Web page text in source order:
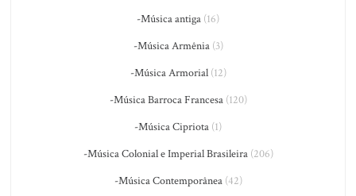
-Música antiga (16)
-Música Armênia(3)
-Música Armorial(12)
-Música Barroca Francesa(120)
-Música Cipriota (1)
-Música Colonial e Imperial Brasileira(206)
-Música Contemporânea(42)